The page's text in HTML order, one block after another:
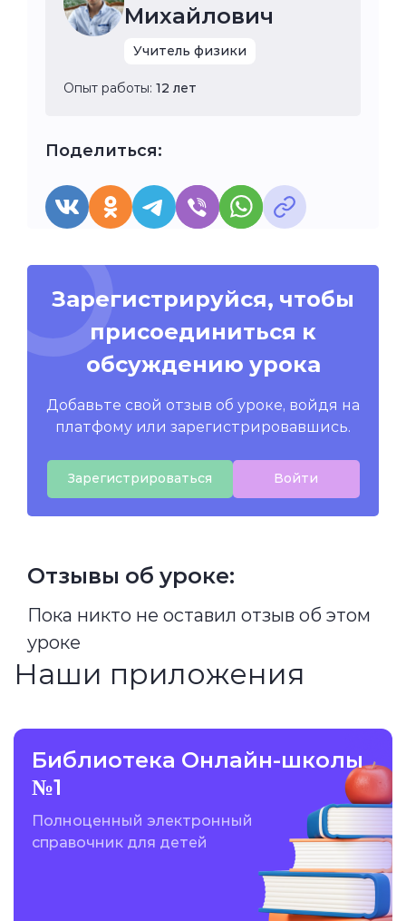
Михайлович
Учитель физики
Опыт работы: 12 лет
Поделиться:
Зарегистрируйся, чтобы
присоединиться к
обсуждению урока
Добавьте свой отзыв об уроке, войдя на
платфому или зарегистрировавшись.
Зарегистрироваться Войти
Отзывы об уроке:
Пока никто не оставил отзыв об этом
уроке
Наши приложения
Библиотека Онлайн-школы
№1
Полноценный электронный
справочник для детей